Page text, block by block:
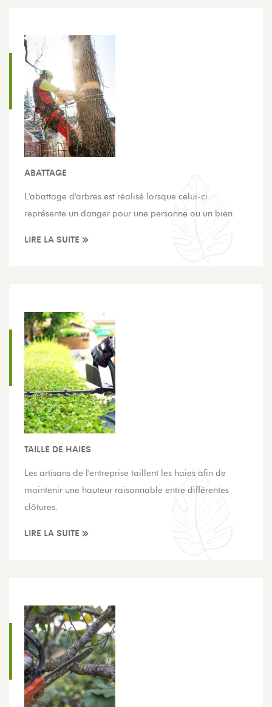
ABATTAGE
L'abattage d'arbres est réalisé lorsque celui-ci
représente un danger pour une personne ou un bien.
LIRE LA SUITE
TAILLE DE HAIES
Les artisans de l'entreprise taillent les haies afin de
maintenir une hauteur raisonnable entre différentes
clôtures.
LIRE LA SUITE